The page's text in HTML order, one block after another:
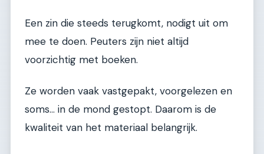
Een zin die steeds terugkomt, nodigt uit om
mee te doen. Peuters zijn niet altijd
voorzichtig met boeken.
Ze worden vaak vastgepakt, voorgelezen en
soms… in de mond gestopt. Daarom is de
kwaliteit van het materiaal belangrijk.